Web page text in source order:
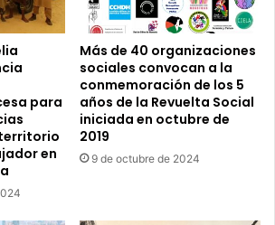
para
en
Más de 40 organizaciones
sociales convocan a la
conmemoración de los 5
años de la Revuelta Social
iniciada en octubre de
2019
9 de octubre de 2024